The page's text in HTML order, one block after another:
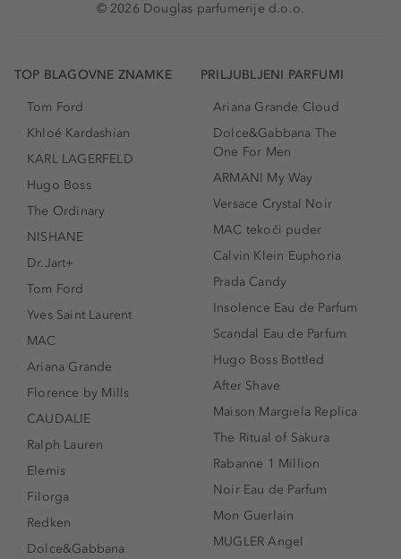
© 2026 Douglas parfumerije d.o.o.
TOP BLAGOVNE ZNAMKE
Tom Ford
Khloé Kardashian
KARL LAGERFELD
Hugo Boss
The Ordinary
NISHANE
Dr.Jart+
Tom Ford
Yves Saint Laurent
MAC
Ariana Grande
Florence by Mills
CAUDALIE
Ralph Lauren
Elemis
Filorga
Redken
Dolce&Gabbana
PRILJUBLJENI PARFUMI
Ariana Grande Cloud
Dolce&Gabbana The
One For Men
ARMANI My Way
Versace Crystal Noir
MAC tekoči puder
Calvin Klein Euphoria
Prada Candy
Insolence Eau de Parfum
Scandal Eau de Parfum
Hugo Boss Bottled
After Shave
Maison Margiela Replica
The Ritual of Sakura
Rabanne 1 Million
Noir Eau de Parfum
Mon Guerlain
MUGLER Angel